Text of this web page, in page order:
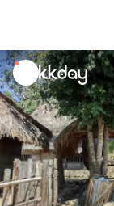
unread
notifications